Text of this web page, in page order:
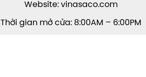
Website: vinasaco.com
Thời gian mở cửa: 8:00AM – 6:00PM